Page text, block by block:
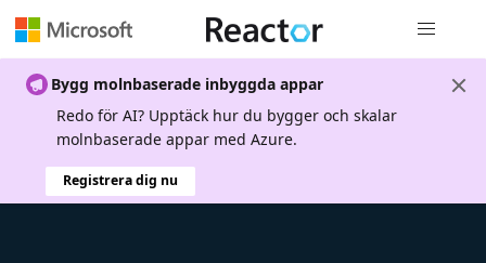
Bygg molnbaserade inbyggda appar
Redo för AI? Upptäck hur du bygger och skalar
molnbaserade appar med Azure.
Registrera dig nu